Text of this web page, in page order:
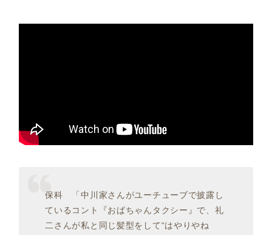
保科 「中川家さんがユーチューブで披露し
ているコント『おばちゃんタクシー』で、礼
二さんが私と同じ髪型をして“はやりやね